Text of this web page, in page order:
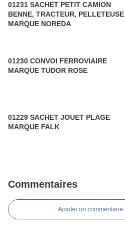
01231 SACHET PETIT CAMION
BENNE, TRACTEUR, PELLETEUSE
MARQUE NOREDA
01230 CONVOI FERROVIAIRE
MARQUE TUDOR ROSE
01229 SACHET JOUET PLAGE
MARQUE FALK
Commentaires
Ajouter un commentaire